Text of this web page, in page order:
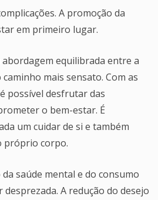
A promoção da
em primeiro lugar.
equilibrada entre a
mais sensato. Com as
possível desfrutar das
o bem-estar. É
um cuidar de si e também
próprio corpo.
saúde mental e do consumo
A redução do desejo